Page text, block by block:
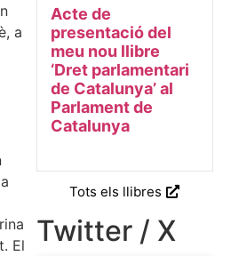
a
El
Acte de
presentació del
meu nou llibre
‘Dret parlamentari
de Catalunya’ al
Parlament de
Catalunya
Tots els llibres
Twitter / X